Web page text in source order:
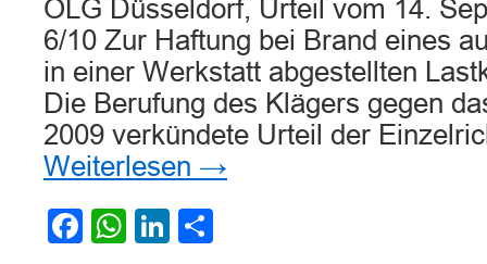
OLG Düsseldorf, Urteil vom 14.
6/10 Zur Haftung bei Brand eines
in einer Werkstatt abgestellten
Die Berufung des Klägers gegen
2009 verkündete Urteil der
Weiterlesen →
Facebook
WhatsApp
LinkedIn